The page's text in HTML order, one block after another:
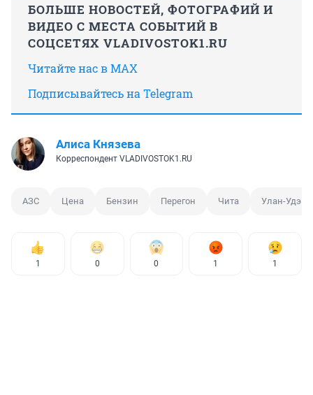
БОЛЬШЕ НОВОСТЕЙ, ФОТОГРАФИЙ И
ВИДЕО С МЕСТА СОБЫТИЙ В
СОЦСЕТЯХ VLADIVOSTOK1.RU
Читайте нас в MAX
Подписывайтесь на Telegram
Алиса Князева
Корреспондент VLADIVOSTOK1.RU
АЗС Цена Бензин Перегон Чита Улан-Удэ
1 0 0 1 1